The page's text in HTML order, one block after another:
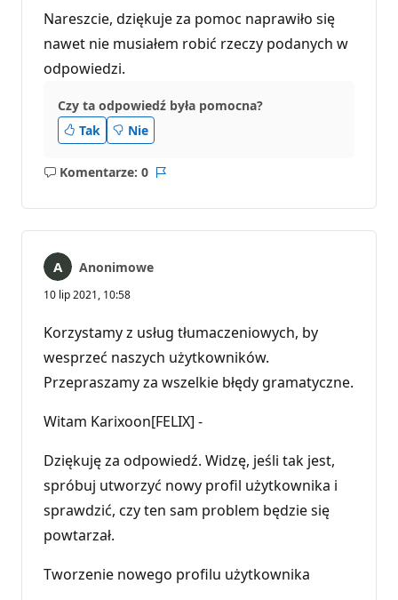
Nareszcie, dziękuje za pomoc naprawiło się
nawet nie musiałem robić rzeczy podanych w
odpowiedzi.
Czy ta odpowiedź była pomocna?
Tak
Nie
Komentarze: 0
Brak
Anonimowe
10 lip 2021, 10:58
Korzystamy z usług tłumaczeniowych, by
wesprzeć naszych użytkowników.
Przepraszamy za wszelkie błędy gramatyczne.
Witam Karixoon[FELIX] -
Dziękuję za odpowiedź. Widzę, jeśli tak jest,
spróbuj utworzyć nowy profil użytkownika i
sprawdzić, czy ten sam problem będzie się
powtarzał.
Tworzenie nowego profilu użytkownika